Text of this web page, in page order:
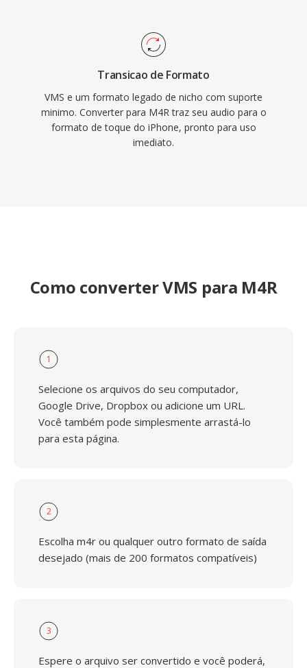
Transicao de Formato
VMS e um formato legado de nicho com suporte
minimo. Converter para M4R traz seu audio para o
formato de toque do iPhone, pronto para uso
imediato.
Como converter VMS para M4R
1
Selecione os arquivos do seu computador,
Google Drive, Dropbox ou adicione um URL.
Você também pode simplesmente arrastá-lo
para esta página.
2
Escolha m4r ou qualquer outro formato de saída
desejado (mais de 200 formatos compatíveis)
3
Espere o arquivo ser convertido e você poderá,